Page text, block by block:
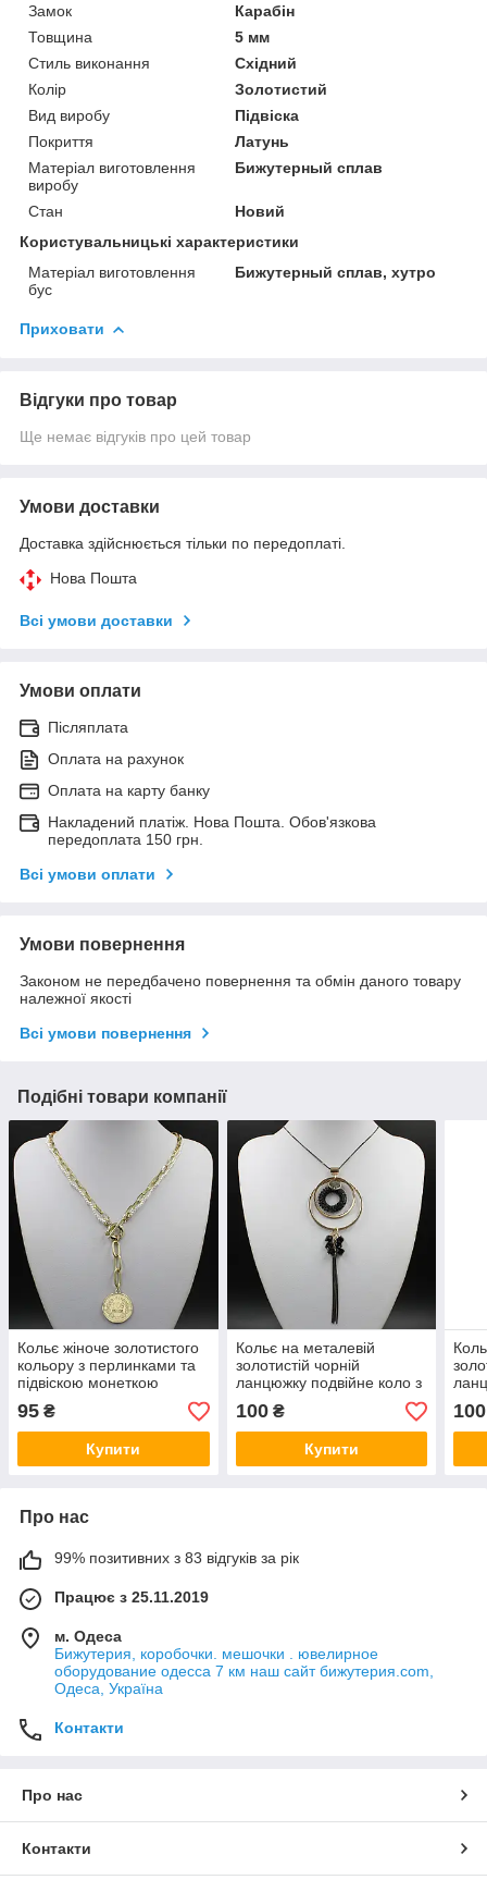
Замок
Карабін
Товщина
5 мм
Стиль виконання
Східний
Колір
Золотистий
Вид виробу
Підвіска
Покриття
Латунь
Матеріал виготовлення
виробу
Бижутерный сплав
Стан
Новий
Користувальницькі характеристики
Матеріал виготовлення
бус
Бижутерный сплав, хутро
Приховати
Відгуки про товар
Ще немає відгуків про цей товар
Умови доставки
Доставка здійснюється тільки по передоплаті.
Нова Пошта
Всі умови доставки
Умови оплати
Післяплата
Оплата на рахунок
Оплата на карту банку
Накладений платіж. Нова Пошта. Обов'язкова
передоплата 150 грн.
Всі умови оплати
Умови повернення
Законом не передбачено повернення та обмін даного товару
належної якості
Всі умови повернення
Подібні товари компанії
Кольє жіноче золотистого
кольору з перлинками та
підвіскою монеткою
застібка карабін довжина
55 см
95 ₴
Купити
Кольє на металевій
золотистій чорній
ланцюжку подвійне коло з
пружинкою і кристалами
та підвіскою довжина 70
см
100₴
Купити
100
Про нас
99% позитивних з 83 відгуків за рік
Працює з 25.11.2019
м. Одеса
Бижутерия, коробочки. мешочки . ювелирное
оборудование одесса 7 км наш сайт бижутерия.com,
Одеса, Україна
Контакти
Про нас
Контакти